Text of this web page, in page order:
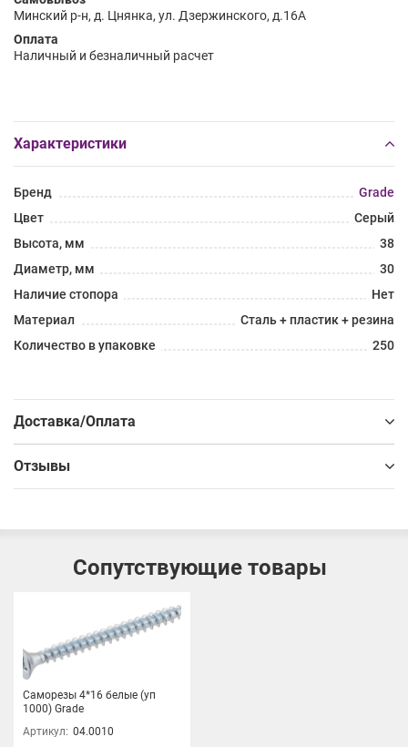
Минский р-н, д. Цнянка, ул. Дзержинского, д.16А
Оплата
Наличный и безналичный расчет
Характеристики
Бренд
Grade
Цвет
Серый
Высота, мм
38
Диаметр, мм
30
Наличие стопора
Нет
Материал
Сталь + пластик + резина
Количество в упаковке
250
Доставка/Оплата
Отзывы
Сопутствующие товары
Саморезы 4*16 белые (уп
1000) Grade
Артикул: 04.0010